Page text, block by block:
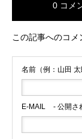
0 コメ
この記事へのコメ
名前（例：山田 太
E-MAIL - 公開さ